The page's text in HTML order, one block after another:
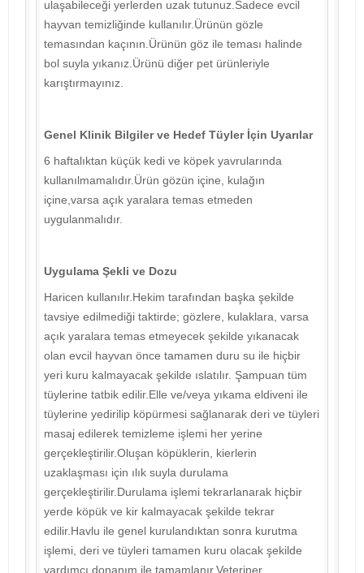
ulaşabileceği yerlerden uzak tutunuz.Sadece evcil
hayvan temizliğinde kullanılır.Ürünün gözle
temasından kaçının.Ürünün göz ile teması halinde
bol suyla yıkanız.Ürünü diğer pet ürünleriyle
karıştırmayınız.
Genel Klinik Bilgiler ve Hedef Tüyler İçin Uyarılar
6 haftalıktan küçük kedi ve köpek yavrularında
kullanılmamalıdır.Ürün gözün içine, kulağın
içine,varsa açık yaralara temas etmeden
uygulanmalıdır.
Uygulama Şekli ve Dozu
Haricen kullanılır.Hekim tarafından başka şekilde
tavsiye edilmediği taktirde; gözlere, kulaklara, varsa
açık yaralara temas etmeyecek şekilde yıkanacak
olan evcil hayvan önce tamamen duru su ile hiçbir
yeri kuru kalmayacak şekilde ıslatılır. Şampuan tüm
tüylerine tatbik edilir.Elle ve/veya yıkama eldiveni ile
tüylerine yedirilip köpürmesi sağlanarak deri ve tüyleri
masaj edilerek temizleme işlemi her yerine
gerçekleştirilir.Oluşan köpüklerin, kierlerin
uzaklaşması için ılık suyla durulama
gerçekleştirilir.Durulama işlemi tekrarlanarak hiçbir
yerde köpük ve kir kalmayacak şekilde tekrar
edilir.Havlu ile genel kurulandıktan sonra kurutma
işlemi, deri ve tüyleri tamamen kuru olacak şekilde
yardımcı donanım ile tamamlanır.Veteriner